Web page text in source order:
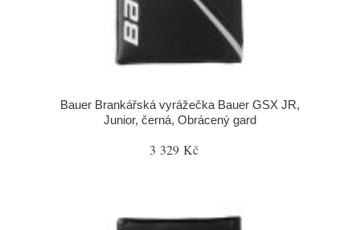
Bauer Brankářská vyrážečka Bauer GSX JR,
Junior, černá, Obrácený gard
3 329 Kč